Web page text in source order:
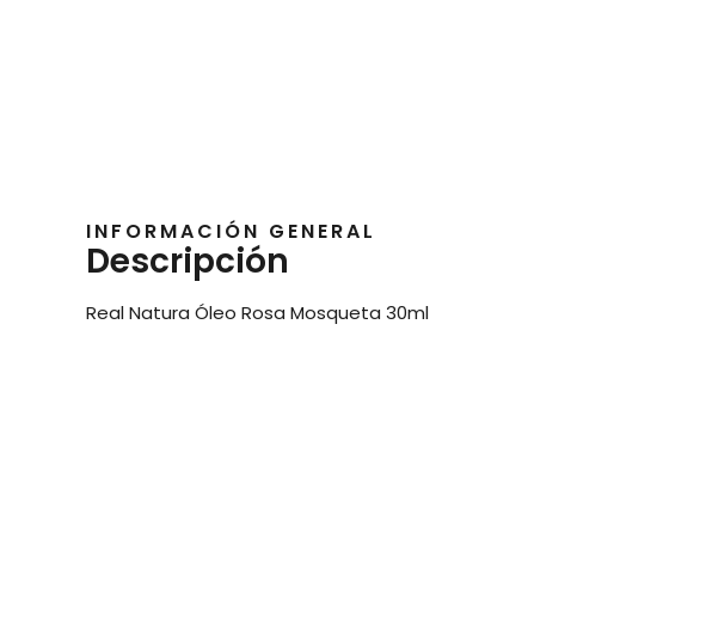
INFORMACIÓN GENERAL
Descripción
Real Natura Óleo Rosa Mosqueta 30ml